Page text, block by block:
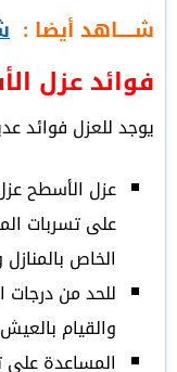
شـــــاهد أيضا :
فوائد عزل
يوجد للعزل فوائد
عزل الأسطح
على تسربات
الخاص
للحد من درجات
والقيام
المساعدة على